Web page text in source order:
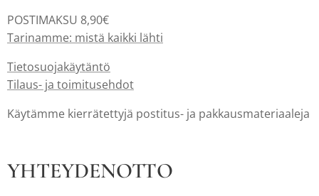
POSTIMAKSU 8,90€
Tarinamme: mistä kaikki lähti
Tietosuojakäytäntö
Tilaus- ja toimitusehdot
Käytämme kierrätettyjä postitus- ja pakkausmateriaaleja
YHTEYDENOTTO